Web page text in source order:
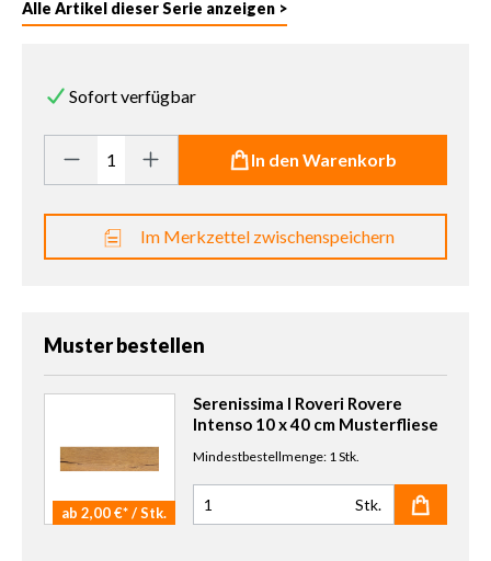
Alle Artikel dieser Serie anzeigen >
Sofort verfügbar
Produkt Anzahl: Gib den gewünschten Wert ein oder benutze
In den Warenkorb
Im Merkzettel zwischenspeichern
Muster bestellen
ab 2,00 €* / Stk.
Serenissima I Roveri Rovere
Intenso 10 x 40 cm Musterfliese
Mindestbestellmenge: 1 Stk.
Anzahl Muster
Stk.